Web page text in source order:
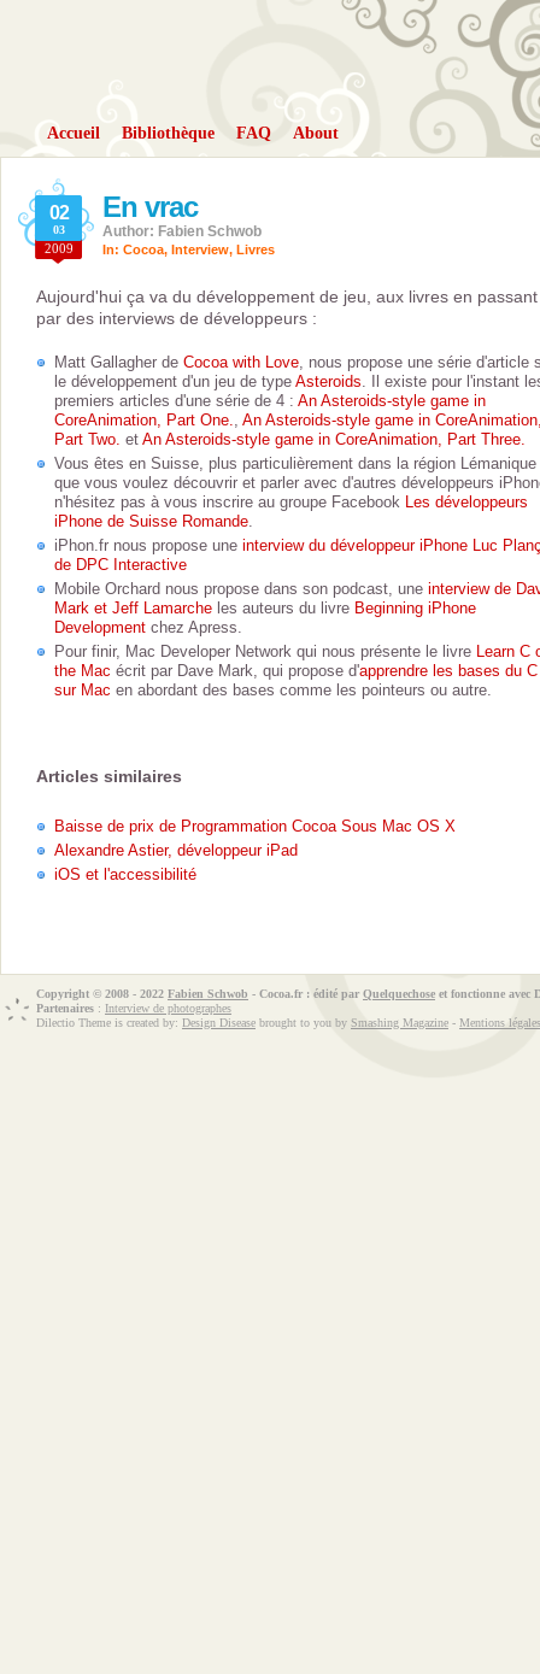
Accueil Bibliothèque FAQ About
En vrac
02
03
2009
Author: Fabien Schwob
In: Cocoa, Interview, Livres
Aujourd'hui ça va du développement de jeu, aux livres en passant
par des interviews de développeurs :
Matt Gallagher de Cocoa with Love, nous propose une série d'article
le développement d'un jeu de type Asteroids. Il existe pour l'instant
premiers articles d'une série de 4 : An Asteroids-style game in
CoreAnimation, Part One., An Asteroids-style game in
Part Two. et An Asteroids-style game in CoreAnimation, Part Three.
Vous êtes en Suisse, plus particulièrement dans la région Lémanique
que vous voulez découvrir et parler avec d'autres développeurs
n'hésitez pas à vous inscrire au groupe Facebook Les développeurs
iPhone de Suisse Romande.
iPhon.fr nous propose une interview du développeur iPhone Luc
de DPC Interactive
Mobile Orchard nous propose dans son podcast, une interview de
Mark et Jeff Lamarche les auteurs du livre Beginning iPhone
Development chez Apress.
Pour finir, Mac Developer Network qui nous présente le livre Learn C
the Mac écrit par Dave Mark, qui propose d'apprendre les bases du C
sur Mac en abordant des bases comme les pointeurs ou autre.
Articles similaires
Baisse de prix de Programmation Cocoa Sous Mac OS X
Alexandre Astier, développeur iPad
iOS et l'accessibilité
Copyright © 2008 - 2022 Fabien Schwob - Cocoa.fr : édité par Quelquechose et fonctionne avec
Partenaires : Interview de photographes
Dilectio Theme is created by: Design Disease brought to you by Smashing Magazine - Mentions légales